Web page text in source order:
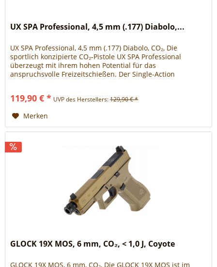
UX SPA Professional, 4,5 mm (.177) Diabolo,...
UX SPA Professional, 4,5 mm (.177) Diabolo, CO₂, Die
sportlich konzipierte CO₂-Pistole UX SPA Professional
überzeugt mit ihrem hohen Potential für das
anspruchsvolle Freizeitschießen. Der Single-Action
119,90 € * UVP des Herstellers:129,90 € *
Merken
GLOCK 19X MOS, 6 mm, CO₂, < 1,0 J, Coyote
GLOCK 19X MOS, 6 mm, CO₂, Die GLOCK 19X MOS ist im